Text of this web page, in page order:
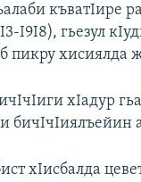
къватIире
I9I8), гьезул
пикру хисиялда
хIадур
бичIчIиялъейин
хIисбалда